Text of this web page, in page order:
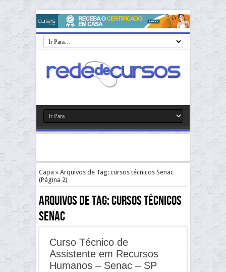
Capa » Arquivos de Tag: cursos técnicos Senac
(Página 2)
Arquivos de Tag:cursos técnicos
Senac
Curso Técnico de
Assistente em Recursos
Humanos – Senac – SP